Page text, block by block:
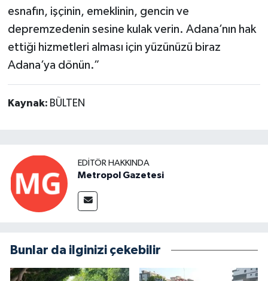
esnafın, işçinin, emeklinin, gencin ve
depremzedenin sesine kulak verin. Adana’nın hak
ettiği hizmetleri alması için yüzünüzü biraz
Adana’ya dönün.”
Kaynak: BÜLTEN
EDITÖR HAKKINDA
Metropol Gazetesi
Bunlar da ilginizi çekebilir